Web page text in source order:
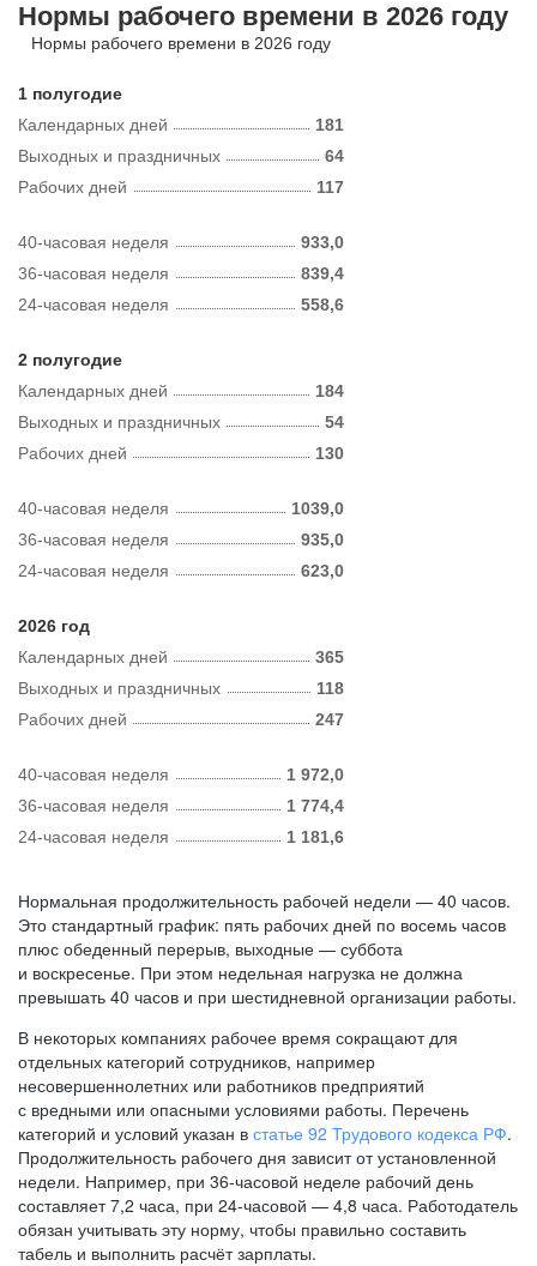
Нормы рабочего времени в 2026 году
Нормы рабочего времени в 2026 году
1 полугодие
Календарных дней
181
Рабочих дней 117
Выходных и праздничных 64
40-часовая неделя
933,0
36-часовая неделя
839,4
24-часовая неделя
558,6
2 полугодие
Календарных дней
184
Рабочих дней 130
Выходных и праздничных 54
40-часовая неделя
1039,0
36-часовая неделя
935,0
24-часовая неделя
623,0
2026 год
Календарных дней
365
Рабочих дней 247
Выходных и праздничных 118
40-часовая неделя
1 972,0
36-часовая неделя
1 774,4
24-часовая неделя
1 181,6
Нормальная продолжительность рабочей недели — 40 часов.
Это стандартный график: пять рабочих дней по восемь часов
плюс обеденный перерыв, выходные — суббота
и воскресенье. При этом недельная нагрузка не должна
превышать 40 часов и при шестидневной организации работы.
В некоторых компаниях рабочее время сокращают для
отдельных категорий сотрудников, например
несовершеннолетних или работников предприятий
с вредными или опасными условиями работы. Перечень
категорий и условий указан в статье 92 Трудового кодекса РФ.
Продолжительность рабочего дня зависит от установленной
недели. Например, при 36-часовой неделе рабочий день
составляет 7,2 часа, при 24-часовой — 4,8 часа. Работодатель
обязан учитывать эту норму, чтобы правильно составить
табель и выполнить расчёт зарплаты.